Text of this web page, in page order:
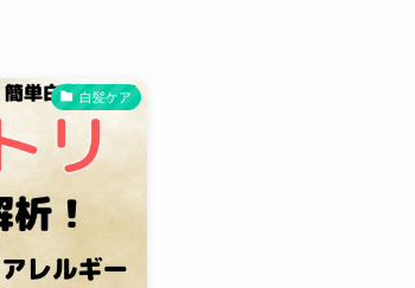
白髪ケア